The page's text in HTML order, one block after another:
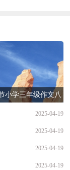
小学三年级作文八
2025-04-19
2025-04-19
2025-04-19
2025-04-19